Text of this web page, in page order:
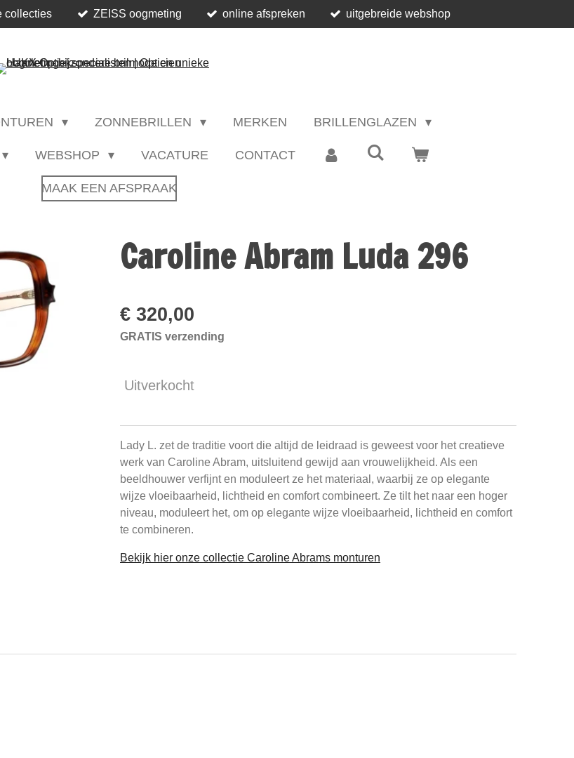
collecties ZEISS oogmeting online afspreken uitgebreide webshop
ZONNEBRILLEN MERKEN BRILLENGLAZEN
WEBSHOP VACATURE CONTACT
MAAK EEN AFSPRAAK
Caroline Abram Luda 296
€ 320,00
GRATIS verzending
Uitverkocht
Lady L. zet de traditie voort die altijd de leidraad is geweest voor het creatieve
werk van Caroline Abram, uitsluitend gewijd aan vrouwelijkheid. Als een
beeldhouwer verfijnt en moduleert ze het materiaal, waarbij ze op elegante
wijze vloeibaarheid, lichtheid en comfort combineert. Ze tilt het naar een hoger
niveau, moduleert het, om op elegante wijze vloeibaarheid, lichtheid en comfort
te combineren.
Bekijk hier onze collectie Caroline Abrams monturen